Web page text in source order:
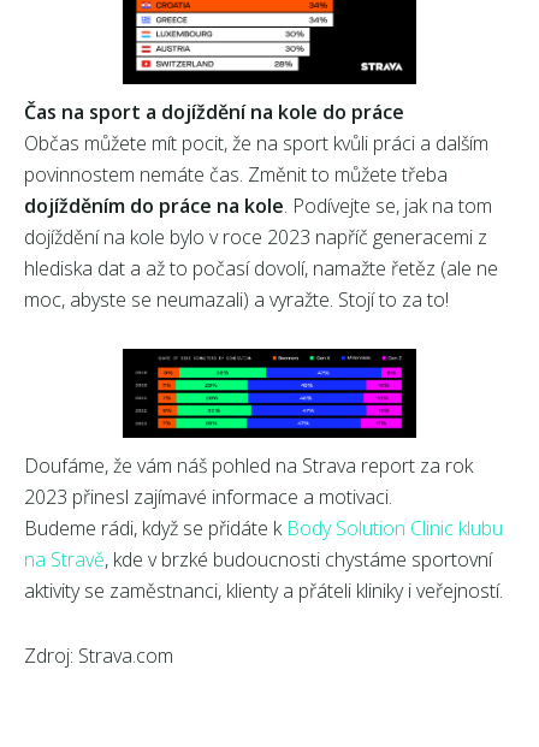
Čas na sport a dojíždění na kole do práce
Občas můžete mít pocit, že na sport kvůli práci a dalším
povinnostem nemáte čas. Změnit to můžete třeba
dojížděním do práce na kole. Podívejte se, jak na tom
dojíždění na kole bylo v roce 2023 napříč generacemi z
hlediska dat a až to počasí dovolí, namažte řetěz (ale ne
moc, abyste se neumazali) a vyražte. Stojí to za to!
Doufáme, že vám náš pohled na Strava report za rok
2023 přinesl zajímavé informace a motivaci.
Budeme rádi, když se přidáte k Body Solution Clinic klubu
na Stravě, kde v brzké budoucnosti chystáme sportovní
aktivity se zaměstnanci, klienty a přáteli kliniky i veřejností.
Zdroj: Strava.com